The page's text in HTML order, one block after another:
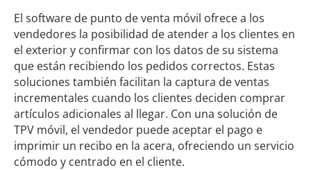
El software de punto de venta móvil ofrece a los
vendedores la posibilidad de atender a los clientes en
el exterior y confirmar con los datos de su sistema
que están recibiendo los pedidos correctos. Estas
soluciones también facilitan la captura de ventas
incrementales cuando los clientes deciden comprar
artículos adicionales al llegar. Con una solución de
TPV móvil, el vendedor puede aceptar el pago e
imprimir un recibo en la acera, ofreciendo un servicio
cómodo y centrado en el cliente.